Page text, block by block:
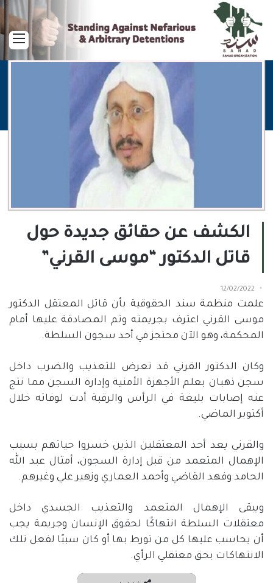
الكشف عن حقائق جديدة حول
قاتل الدكتور “موسى القرني”
12/02/2022
علمت منظمة سند الحقوقية بأن قاتل المعتقل الدكتور
موسى القرني اعترف بجريمته وتم المصادقة عليها أمام
المحكمة، وهو الآن محتجز في أحد سجون السلطة.
وكان الدكتور القرني قد تعرض للتعذيب والضرب داخل
سجن ذهبان بعلم الأجهزة الأمنية وإدارة السجن مما نتج
عنه إصابات بليغة في الرأس والرقبة أدت لوفاته خلال
أكتوبر الماضي.
والقرني يعد أحد المعتقلين الذين خسروا حياتهم بسبب
الإهمال المتعمد من قبل إدارة السجون، أمثال عبد الله
الحامد وفهد القاضي وأحمد العماري وزهير علي وغيرهم.
ويبقى الإهمال المتعمد والتعذيب الجسدي داخل
معتقلات السلطة انتهاكًا لحقوق الإنسان وجريمة يجب
أن يحاسب عليها كل من تورط بها أو كان سببًا لفعل تلك
الانتهاكات بحق معتقلي الرأي.